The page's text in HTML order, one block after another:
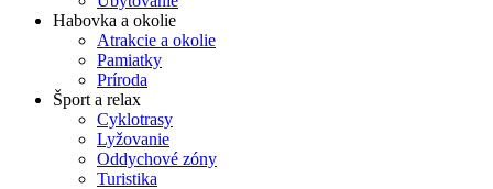
Habovka a okolie
Atrakcie a okolie
Pamiatky
Príroda
Šport a relax
Cyklotrasy
Lyžovanie
Oddychové zóny
Turistika